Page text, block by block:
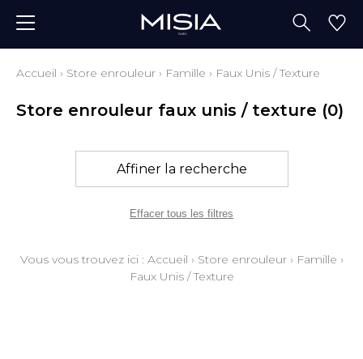
Accueil › Store enrouleur › Famille › Faux Unis / Texture
Store enrouleur faux unis / texture (0)
Affiner la recherche
Effacer tous les filtres
Vous vous trouvez ici : Accueil › Store enrouleur› Famille ›
Faux Unis / Texture